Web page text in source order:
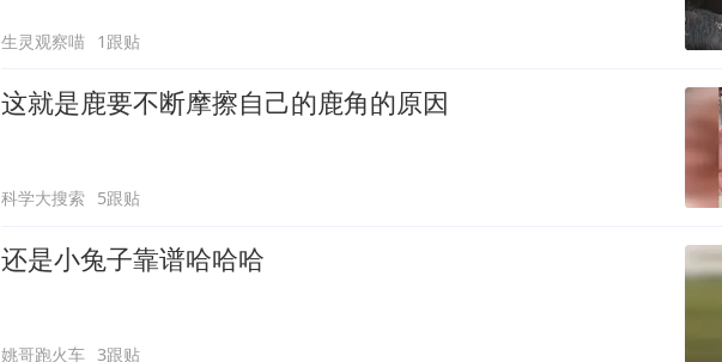
生灵观察喵 1跟贴
这就是鹿要不断摩擦自己的鹿角的原因
科学大搜索 5跟贴
还是小兔子靠谱哈哈哈
姚哥跑火车 3跟贴